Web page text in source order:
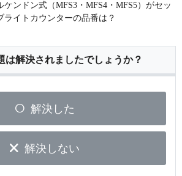
ケンドン式（MFS3・MFS4・MFS5）がセッ
ライトカウンターの品番は？
は解決されましたでしょうか？
解決した
解決しない